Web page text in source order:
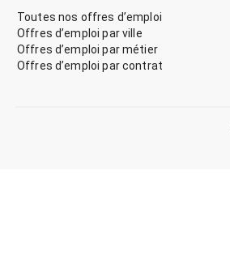
Toutes nos offres d’emploi
Offres d’emploi par ville
Offres d’emploi par métier
Offres d’emploi par contrat